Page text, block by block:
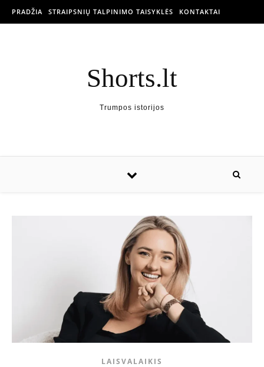
PRADŽIA STRAIPSNIŲ TALPINIMO TAISYKLĖS KONTAKTAI
Shorts.lt
Trumpos istorijos
LAISVALAIKIS